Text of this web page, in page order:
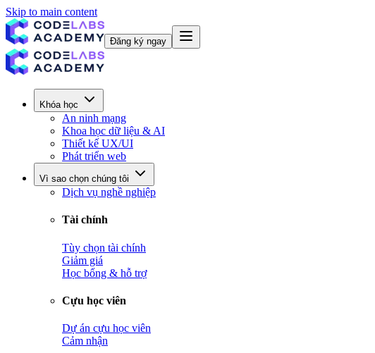
Skip to main content
Đăng ký ngay
Khóa học
An ninh mạng
Khoa học dữ liệu & AI
Thiết kế UX/UI
Phát triển web
Vì sao chọn chúng tôi
Dịch vụ nghề nghiệp
Tài chính
Tùy chọn tài chính
Giảm giá
Học bổng & hỗ trợ
Cựu học viên
Dự án cựu học viên
Cảm nhận